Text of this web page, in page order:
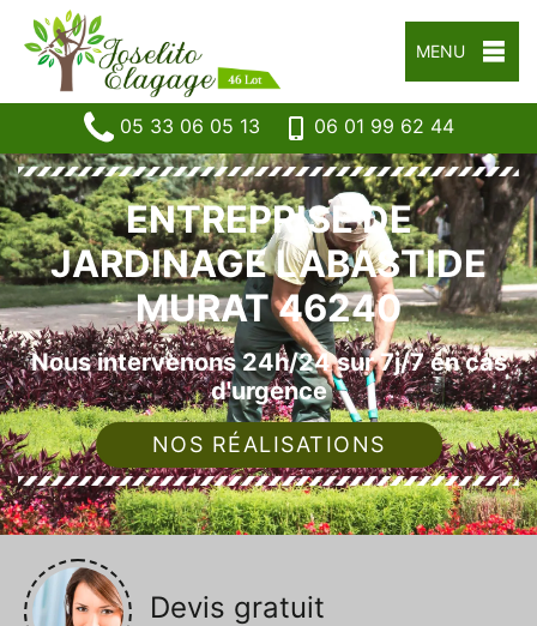
MENU
05 33 06 05 13 06 01 99 62 44
ENTREPRISE DE
JARDINAGE LABASTIDE
MURAT 46240
Nous intervenons 24h/24 sur 7j/7 en cas
d'urgence
NOS RÉALISATIONS
Devis gratuit